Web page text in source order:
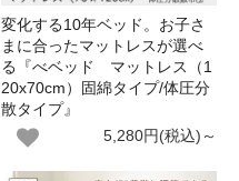
変化する10年ベッド。お子さ
まに合ったマットレスが選べ
る『べベッド マットレス（1
20x70cm）固綿タイプ/体圧分
散タイプ』
5,280円(税込)～